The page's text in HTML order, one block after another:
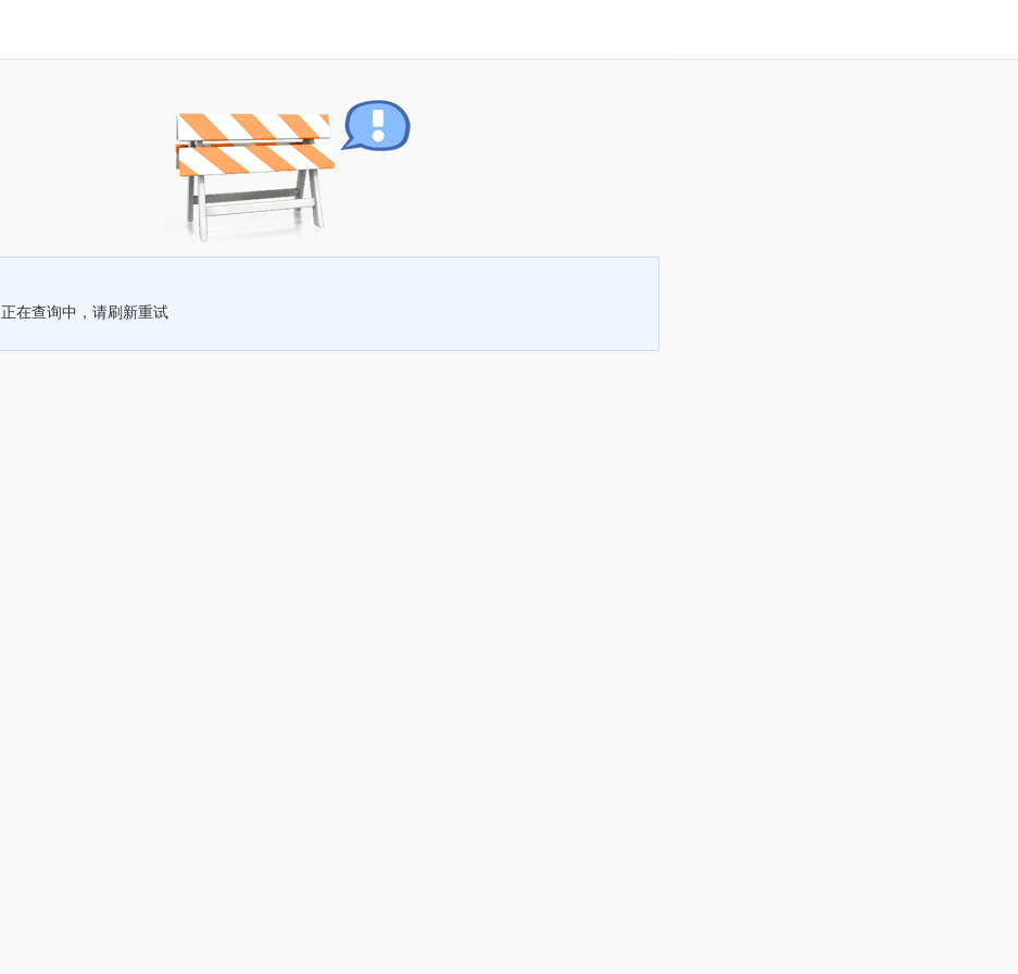
正在查询中，请刷新重试